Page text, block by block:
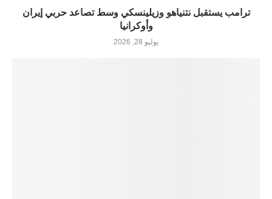
ترامب يستقبل نتنياهو وزيلينسكي وسط تصاعد حربي إيران
وأوكرانيا
يوليو 28, 2026